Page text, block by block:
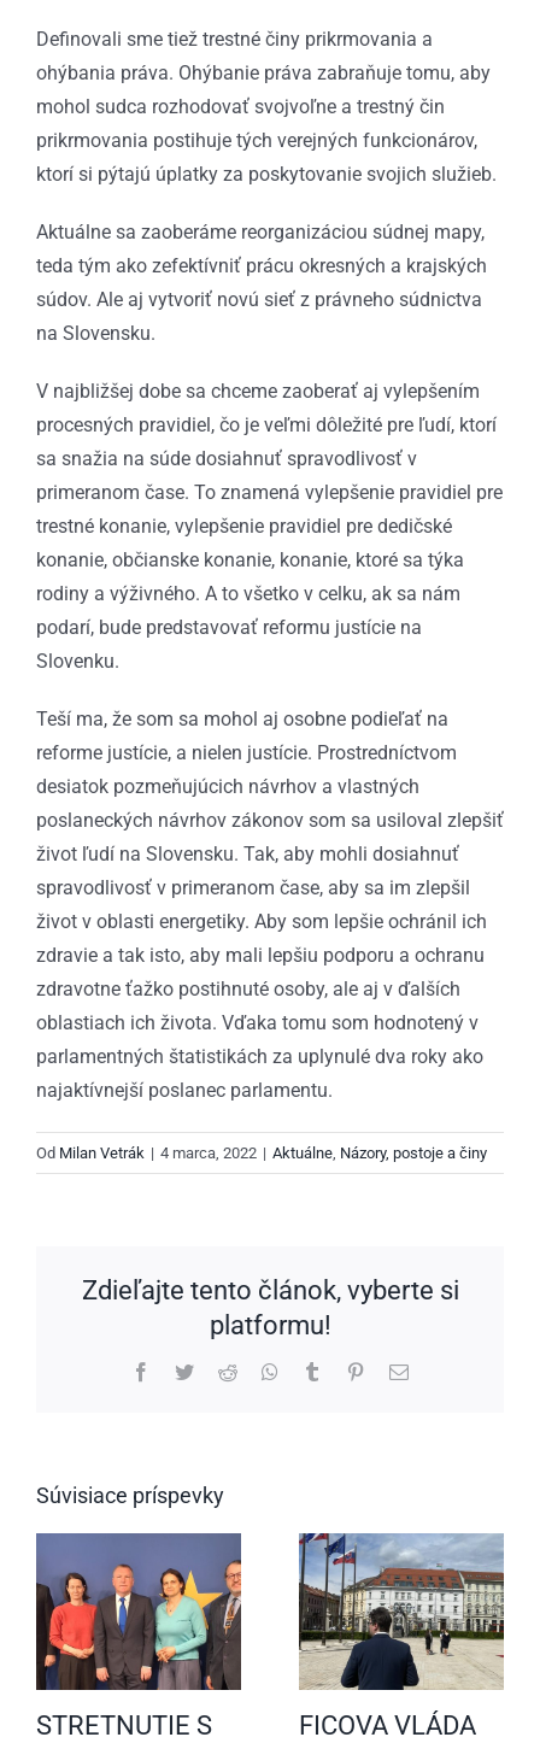
Definovali sme tiež trestné činy prikrmovania a
ohýbania práva. Ohýbanie práva zabraňuje tomu, aby
mohol sudca rozhodovať svojvoľne a trestný čin
prikrmovania postihuje tých verejných funkcionárov,
ktorí si pýtajú úplatky za poskytovanie svojich služieb.
Aktuálne sa zaoberáme reorganizáciou súdnej mapy,
teda tým ako zefektívniť prácu okresných a krajských
súdov. Ale aj vytvoriť novú sieť z právneho súdnictva
na Slovensku.
V najbližšej dobe sa chceme zaoberať aj vylepšením
procesných pravidiel, čo je veľmi dôležité pre ľudí, ktorí
sa snažia na súde dosiahnuť spravodlivosť v
primeranom čase. To znamená vylepšenie pravidiel pre
trestné konanie, vylepšenie pravidiel pre dedičské
konanie, občianske konanie, konanie, ktoré sa týka
rodiny a výživného. A to všetko v celku, ak sa nám
podarí, bude predstavovať reformu justície na
Slovenku.
Teší ma, že som sa mohol aj osobne podieľať na
reforme justície, a nielen justície. Prostredníctvom
desiatok pozmeňujúcich návrhov a vlastných
poslaneckých návrhov zákonov som sa usiloval zlepšiť
život ľudí na Slovensku. Tak, aby mohli dosiahnuť
spravodlivosť v primeranom čase, aby sa im zlepšil
život v oblasti energetiky. Aby som lepšie ochránil ich
zdravie a tak isto, aby mali lepšiu podporu a ochranu
zdravotne ťažko postihnuté osoby, ale aj v ďalších
oblastiach ich života. Vďaka tomu som hodnotený v
parlamentných štatistikách za uplynulé dva roky ako
najaktívnejší poslanec parlamentu.
Od Milan Vetrák | 4 marca, 2022 | Aktuálne, Názory, postoje a činy
Zdieľajte tento článok, vyberte si
platformu!
Facebook
TwitterReddit WhatsApp
Tumblr PinterestEmail
Súvisiace príspevky
STRETNUTIE S
FICOVA VLÁDA